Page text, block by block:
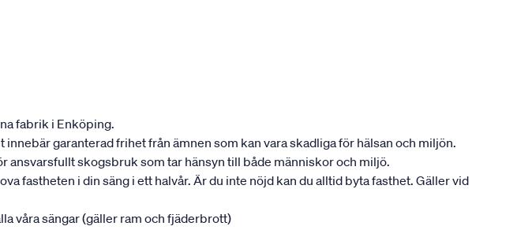
fabrik i Enköping.
garanterad frihet från ämnen som kan vara skadliga för hälsan och miljön.
ansvarsfullt skogsbruk som tar hänsyn till både människor och miljö.
fastheten i din säng i ett halvår. Är du inte nöjd kan du alltid byta fasthet. Gäller vid
våra sängar (gäller ram och fjäderbrott)